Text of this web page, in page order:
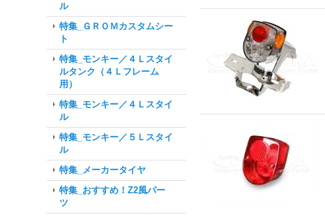
ル
特集_ＧＲＯＭカスタムシー
ト
特集_モンキー／４Ｌスタイ
ルタンク（４Ｌフレーム
用）
特集_モンキー／４Ｌスタイ
ル
特集_モンキー／５Ｌスタイ
ル
特集_メーカータイヤ
特集_おすすめ！Z2風パー
ツ